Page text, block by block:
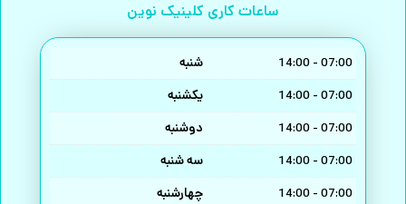
ساعات کاری کلینیک نوین
شنبه 14:00 - 07:00
یکشنبه 14:00 - 07:00
دوشنبه 14:00 - 07:00
سه شنبه 14:00 - 07:00
چهارشنبه 14:00 - 07:00